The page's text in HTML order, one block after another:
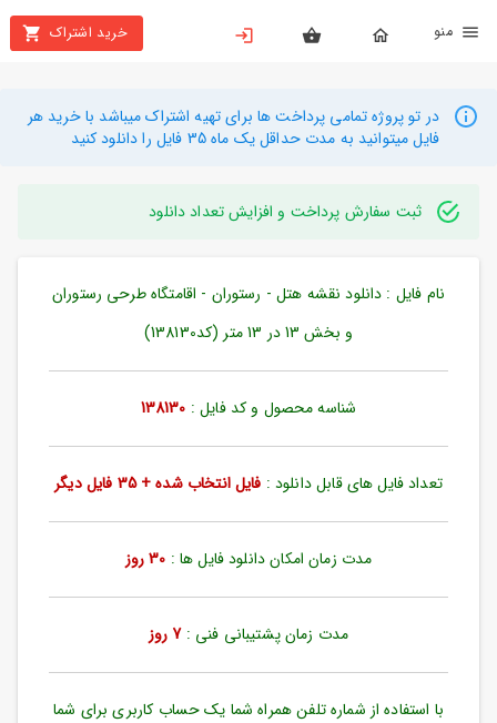
خرید اشتراک
بستن
محصولات
تهیه
راهنما
دانلود
ورود
به
بازیابی
رمز
در تو پروژه تمامی پرداخت ها برای تهیه اشتراک میباشد با خرید هر
فایل میتوانید به مدت حداقل یک ماه 35 فایل را دانلود کنید
ثبت سفارش پرداخت و افزایش تعداد دانلود
نام فایل : دانلود نقشه هتل - رستوران - اقامتگاه طرحی رستوران
و بخش 13 در 13 متر (کد138130)
شناسه محصول و کد فایل : 138130
تعداد فایل های قابل دانلود : فایل انتخاب شده + 35 فایل دیگر
مدت زمان امکان دانلود فایل ها : 30 روز
مدت زمان پشتیبانی فنی :7 روز
با استفاده از شماره تلفن همراه شما یک حساب کاربری برای شما